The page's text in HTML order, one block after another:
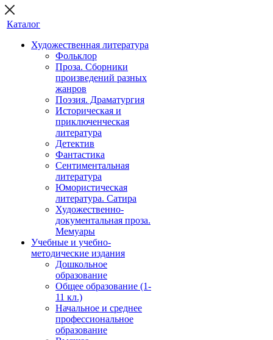
Каталог
Художественная литература
Фольклор
Проза. Сборники
произведений разных
жанров
Поэзия. Драматургия
Историческая и
приключенческая
литература
Детектив
Фантастика
Сентиментальная
литература
Юмористическая
литература. Сатира
Художественно-
документальная проза.
Мемуары
Учебные и учебно-
методические издания
Дошкольное
образование
Общее образование (1-
11 кл.)
Начальное и среднее
профессиональное
образование